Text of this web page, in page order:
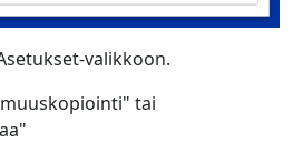
valikkoon.
tai